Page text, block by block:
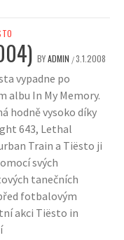
BYADMIN /3.1.2008
vypadne po
albu In My Memory.
hodně vysoko díky
643, Lethal
Train a Tiësto ji
svých
tanečních
fotbalovým
akci Tiësto in